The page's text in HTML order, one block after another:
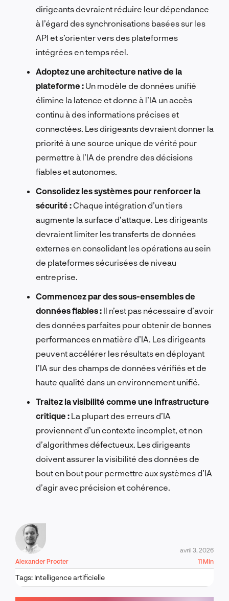
dirigeants devraient réduire leur dépendance
à l’égard des synchronisations basées sur les
API et s’orienter vers des plateformes
intégrées en temps réel.
Adoptez une architecture native de la
plateforme : Un modèle de données unifié
élimine la latence et donne à l’IA un accès
continu à des informations précises et
connectées. Les dirigeants devraient donner la
priorité à une source unique de vérité pour
permettre à l’IA de prendre des décisions
fiables et autonomes.
Consolidez les systèmes pour renforcer la
sécurité :Chaque intégration d’un tiers
augmente la surface d’attaque. Les dirigeants
devraient limiter les transferts de données
externes en consolidant les opérations au sein
de plateformes sécurisées de niveau
entreprise.
Commencez par des sous-ensembles de
données fiables : Il n’est pas nécessaire d’avoir
des données parfaites pour obtenir de bonnes
performances en matière d’IA. Les dirigeants
peuvent accélérer les résultats en déployant
l’IA sur des champs de données vérifiés et de
haute qualité dans un environnement unifié.
Traitez la visibilité comme une infrastructure
critique : La plupart des erreurs d’IA
proviennent d’un contexte incomplet, et non
d’algorithmes défectueux. Les dirigeants
doivent assurer la visibilité des données de
bout en bout pour permettre aux systèmes d’IA
d’agir avec précision et cohérence.
Alexander Procter
avril 3, 2026
11 Min
Tags: Intelligence artificielle